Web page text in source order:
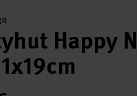
Happy